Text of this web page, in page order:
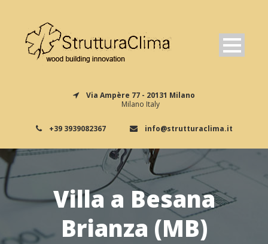
Via Ampère 77 - 20131 Milano
Milano Italy
+39 3939082367 info@strutturaclima.it
Villa a Besana
Brianza (MB)